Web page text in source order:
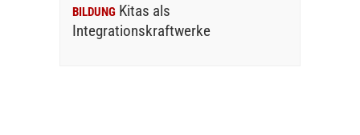
BILDUNG Kitas als
Integrationskraftwerke